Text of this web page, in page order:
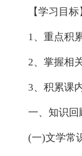
【学习目标
1、重点积
2、掌握相
3、积累课
一、知识回
(一)文学常